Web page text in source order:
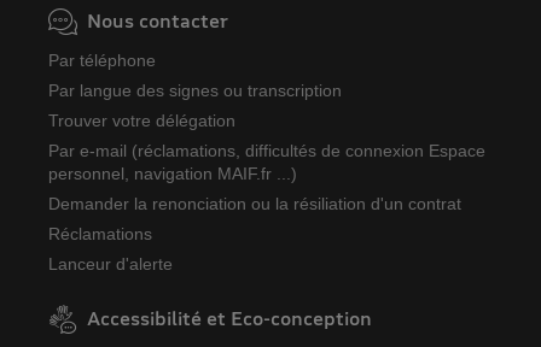
Nous contacter
Par téléphone
Par langue des signes ou transcription
Trouver votre délégation
Par e-mail (réclamations, difficultés de connexion Espace
personnel, navigation MAIF.fr ...)
Demander la renonciation ou la résiliation d'un contrat
Réclamations
Lanceur d'alerte
Accessibilité et Eco-conception